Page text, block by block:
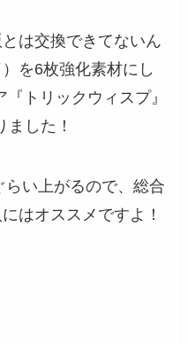
は交換できてないん
を6枚強化素材にし
トリックウィスプ』
した！
い上がるので、総合
はオススメですよ！